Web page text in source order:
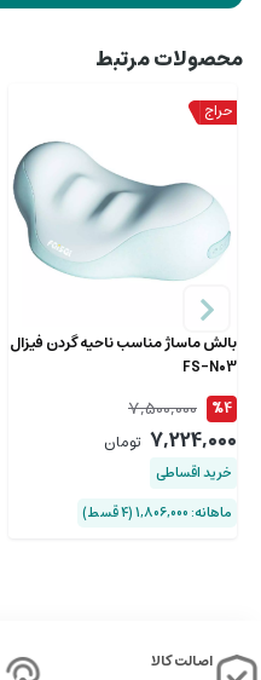
محصولات مرتبط
بالش ماساژ مناسب ناحیه گردن فیزال
FS-N03
%4
7,500,000
7,224,000 تومان
خرید اقساطی
ماهانه: 1,806,000 (۴ قسط)
اصالت کالا